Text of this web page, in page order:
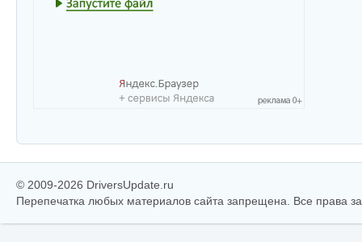
© 2009-2026 DriversUpdate.ru
Перепечатка любых материалов сайта запрещена. Все права